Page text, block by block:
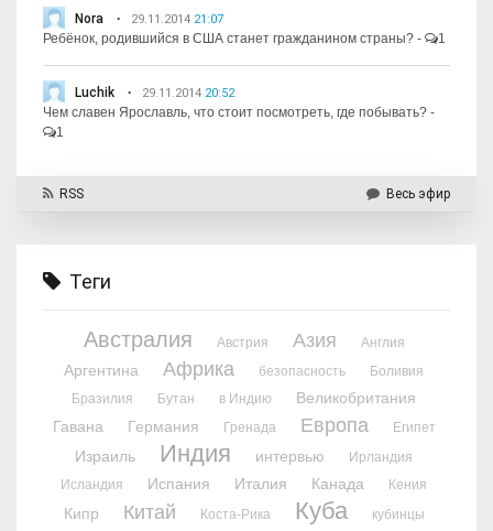
Nora 29.11.2014 21:07
Ребёнок, родившийся в США станет гражданином страны? - 1
Luchik 29.11.2014 20:52
Чем славен Ярославль, что стоит посмотреть, где побывать? -
1
RSS Весь эфир
Теги
Австралия Австрия Азия Англия
Аргентина Африка безопасность
Боливия
Бразилия
Бутан в Индию
Великобритания
Гавана
Германия Гренада Европа Египет
Израиль Индия интервью
Ирландия
Исландия
Испания Италия Канада Кения
Кипр Китай Коста-Рика Куба кубинцы